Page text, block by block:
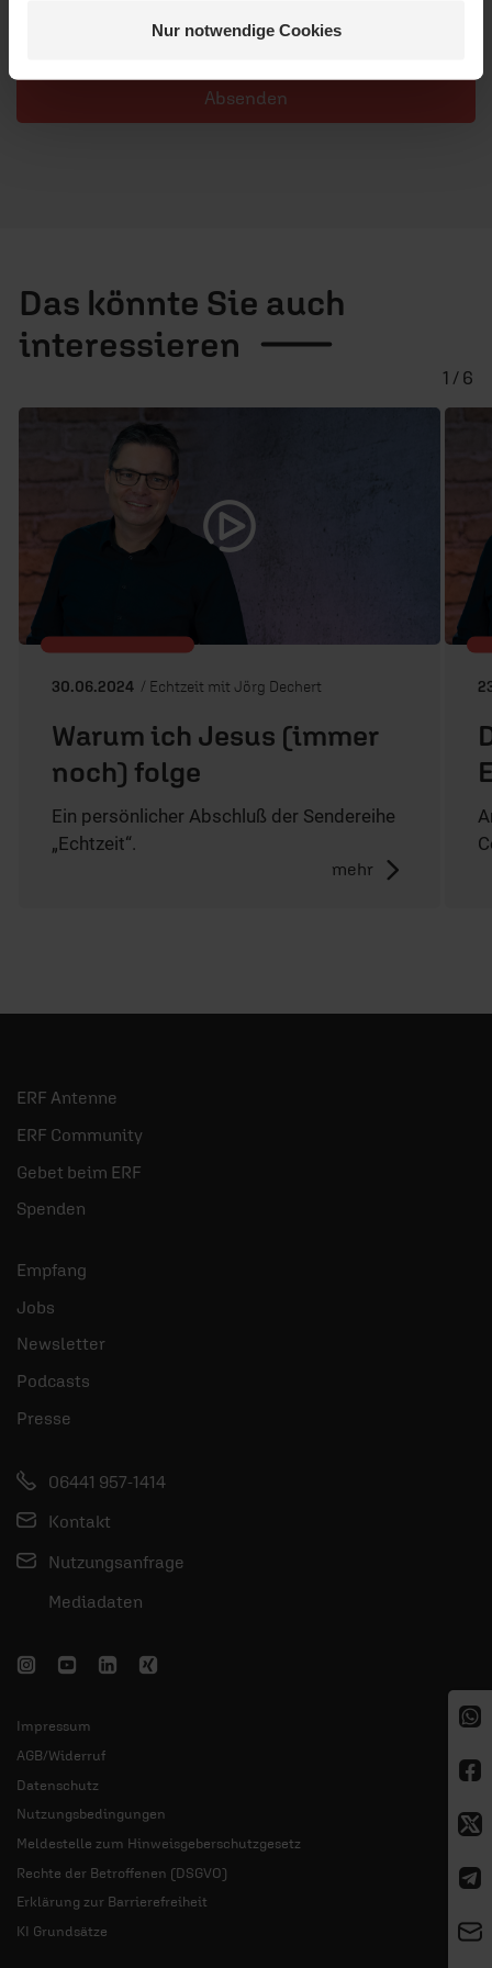
Nur notwendige Cookies
Schreiben Ihres Kommentars unsereNetiquette
Absenden
Das könnte Sie auch
interessieren
30.06.2024 / Echtzeit mit Jörg Dechert
Warum ich Jesus (immer
noch) folge
Ein persönlicher Abschluß der Sendereihe
„Echtzeit“.
mehr
1 / 6
ERF Antenne
ERF Community
Gebet beim ERF
Spenden
Empfang
Jobs
Newsletter
Podcasts
Presse
06441 957-1414
Kontakt
Nutzungsanfrage
Mediadaten
Impressum
AGB/Widerruf
Datenschutz
Nutzungsbedingungen
Meldestelle zum Hinweisgeberschutzgesetz
Rechte der Betroffenen (DSGVO)
Erklärung zur Barrierefreiheit
KI Grundsätze